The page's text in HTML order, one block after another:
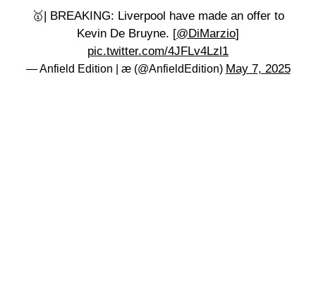
🥇| BREAKING: Liverpool have made an offer to
Kevin De Bruyne. [@DiMarzio]
pic.twitter.com/4JFLv4Lzl1
— Anfield Edition | æ (@AnfieldEdition) May 7, 2025